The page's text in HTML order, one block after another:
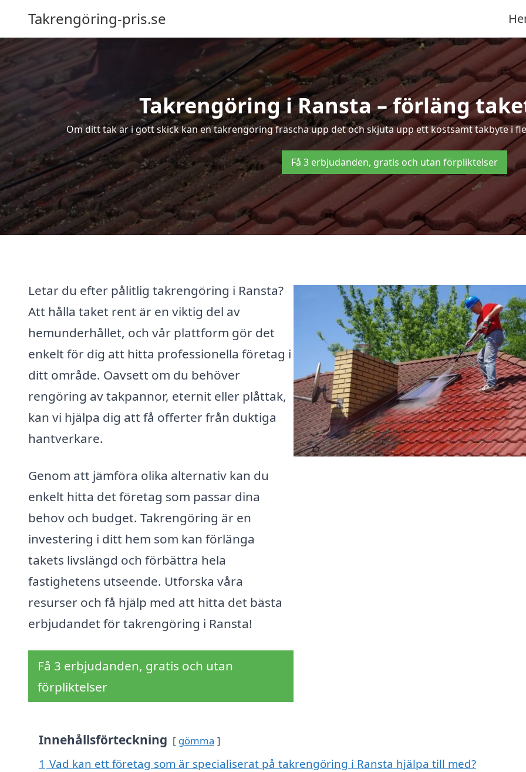
Takrengöring-pris.se
Takrengöring i Ransta – förläng
Om ditt tak är i gott skick kan en takrengöring fräscha upp det och skjuta upp ett kostsamt takbyte i
Få 3 erbjudanden, gratis och utan förpliktelser
Letar du efter pålitlig takrengöring i Ransta?
Att hålla taket rent är en viktig del av
hemunderhållet, och vår plattform gör det
enkelt för dig att hitta professionella företag i
ditt område. Oavsett om du behöver
rengöring av takpannor, eternit eller plåttak,
kan vi hjälpa dig att få offerter från duktiga
hantverkare.
Genom att jämföra olika alternativ kan du
enkelt hitta det företag som passar dina
behov och budget. Takrengöring är en
investering i ditt hem som kan förlänga
takets livslängd och förbättra hela
fastighetens utseende. Utforska våra
resurser och få hjälp med att hitta det bästa
erbjudandet för takrengöring i Ransta!
Få 3 erbjudanden, gratis och utan
förpliktelser
Innehållsförteckning gömma
1 Vad kan ett företag som är specialiserat på takrengöring i Ransta hjälpa till med?